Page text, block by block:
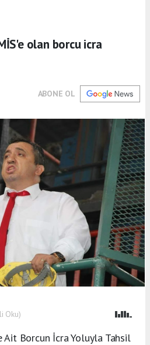
olan borcu icra
ABONE OL
Oku)
Ait Borcun İcra Yoluyla Tahsil